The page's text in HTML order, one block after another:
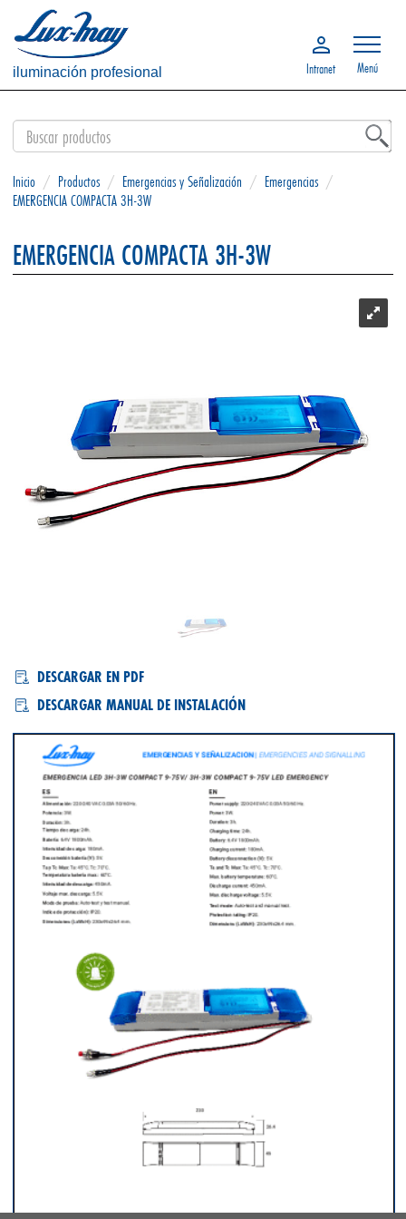
iluminación profesional Intranet Menú
Inicio / Productos / Emergencias y Señalización / Emergencias /
EMERGENCIA COMPACTA 3H-3W
EMERGENCIA COMPACTA 3H-3W
EMERGENCIA COMPACTA 3H-3W
DESCARGAR EN PDF
DESCARGAR MANUAL DE INSTALACIÓN